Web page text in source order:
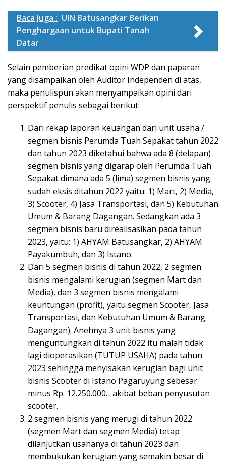
Baca Juga : UIN Batusangkar Berikan
Penghargaan untuk Bupati Tanah
Datar
Selain pemberian predikat opini WDP dan paparan
yang disampaikan oleh Auditor Independen di atas,
maka penulispun akan menyampaikan opini dari
perspektif penulis sebagai berikut:
Dari rekap laporan keuangan dari unit usaha /
segmen bisnis Perumda Tuah Sepakat tahun 2022
dan tahun 2023 diketahui bahwa ada 8 (delapan)
segmen bisnis yang digarap oleh Perumda Tuah
Sepakat dimana ada 5 (lima) segmen bisnis yang
sudah eksis ditahun 2022 yaitu: 1) Mart, 2) Media,
3) Scooter, 4) Jasa Transportasi, dan 5) Kebutuhan
Umum & Barang Dagangan. Sedangkan ada 3
segmen bisnis baru direalisasikan pada tahun
2023, yaitu: 1) AHYAM Batusangkar, 2) AHYAM
Payakumbuh, dan 3) Istano.
Dari 5 segmen bisnis di tahun 2022, 2 segmen
bisnis mengalami kerugian (segmen Mart dan
Media), dan 3 segmen bisnis mengalami
keuntungan (profit), yaitu segmen Scooter, Jasa
Transportasi, dan Kebutuhan Umum & Barang
Dagangan). Anehnya 3 unit bisnis yang
menguntungkan di tahun 2022 itu malah tidak
lagi dioperasikan (TUTUP USAHA) pada tahun
2023 sehingga menyisakan kerugian bagi unit
bisnis Scooter di Istano Pagaruyung sebesar
minus Rp. 12.250.000.- akibat beban penyusutan
scooter.
2 segmen bisnis yang merugi di tahun 2022
(segmen Mart dan segmen Media) tetap
dilanjutkan usahanya di tahun 2023 dan
membukukan kerugian yang semakin besar di